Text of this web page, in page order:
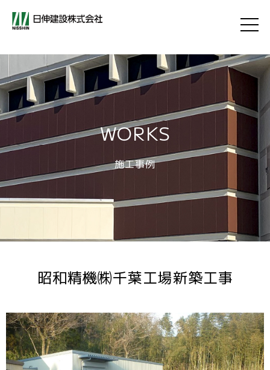
WORKS
施工事例
昭和精機㈱千葉工場新築工事